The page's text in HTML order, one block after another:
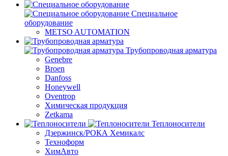
Специальное
оборудование
METSO AUTOMATION
Трубопроводная арматура
Genebre
Broen
Danfoss
Honeywell
Oventrop
Химическая продукция
Zetkama
Теплоносители
Дзержинск/РОКА Хемикалс
Техноформ
ХимАвто